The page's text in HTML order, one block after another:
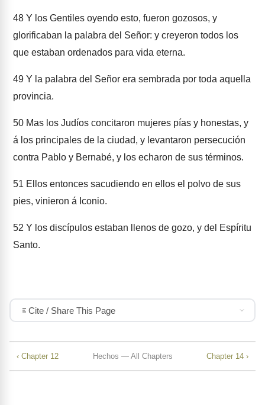
48 Y los Gentiles oyendo esto, fueron gozosos, y
glorificaban la palabra del Señor: y creyeron todos los
que estaban ordenados para vida eterna.
49 Y la palabra del Señor era sembrada por toda aquella
provincia.
50 Mas los Judíos concitaron mujeres pías y honestas, y
á los principales de la ciudad, y levantaron persecución
contra Pablo y Bernabé, y los echaron de sus términos.
51 Ellos entonces sacudiendo en ellos el polvo de sus
pies, vinieron á Iconio.
52 Y los discípulos estaban llenos de gozo, y del Espíritu
Santo.
Cite / Share This Page
‹ Chapter 12 Hechos — All Chapters Chapter 14 ›